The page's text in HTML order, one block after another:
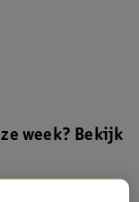
week? Bekijk